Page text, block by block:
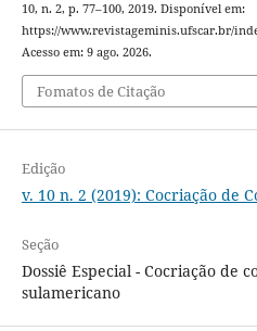
10, n. 2, p. 77–100, 2019. Disponível em:
https://www.revistageminis.ufscar.br/
Acesso em: 9 ago. 2026.
Fomatos de Citação
Edição
v. 10 n. 2 (2019): Cocriação de
Seção
Dossiê Especial - Cocriação de
sulamericano